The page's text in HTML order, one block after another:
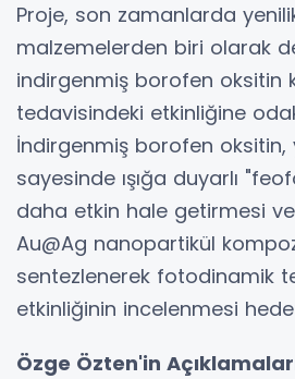
Proje, son zamanlarda
malzemelerden biri olarak
indirgenmiş borofen oksitin
tedavisindeki etkinliğine
İndirgenmiş borofen oksitin,
sayesinde ışığa duyarlı
daha etkin hale getirmesi
Au@Ag nanopartikül
sentezlenerek fotodinamik
etkinliğinin incelenmesi
Özge Özten'in